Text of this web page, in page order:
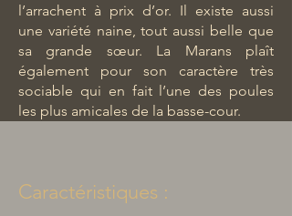
l’arrachent à prix d’or. Il existe aussi
une variété naine, tout aussi belle que
sa grande sœur. La Marans plaît
également pour son caractère très
sociable qui en fait l’une des poules
les plus amicales de la basse-cour.
Caractéristiques :